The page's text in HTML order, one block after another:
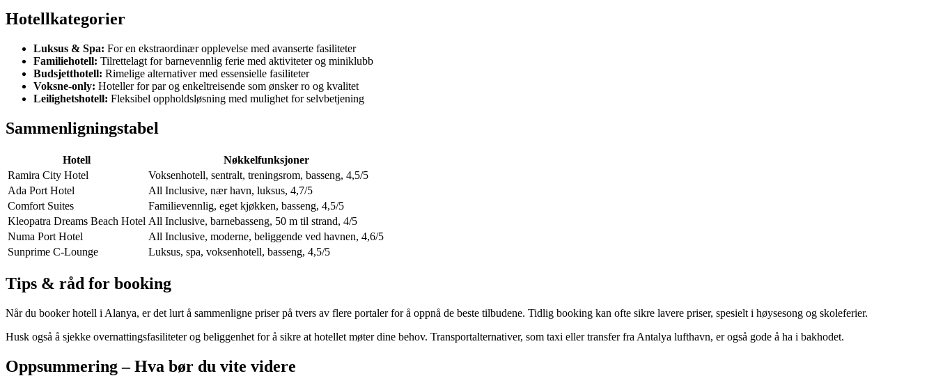
Hotellkategorier
Luksus & Spa: For en ekstraordinær opplevelse med avanserte fasiliteter
Familiehotell: Tilrettelagt for barnevennlig ferie med aktiviteter og miniklubb
Budsjetthotell: Rimelige alternativer med essensielle fasiliteter
Voksne-only: Hoteller for par og enkeltreisende som ønsker ro og kvalitet
Leilighetshotell: Fleksibel oppholdsløsning med mulighet for selvbetjening
Sammenligningstabel
Hotell
Nøkkelfunksjoner
Ramira City Hotel
Voksenhotell, sentralt, treningsrom, basseng, 4,5/5
Ada Port Hotel
All Inclusive, nær havn, luksus, 4,7/5
Comfort Suites
Familievennlig, eget kjøkken, basseng, 4,5/5
Kleopatra Dreams Beach Hotel All Inclusive, barnebasseng, 50 m til strand, 4/5
Numa Port Hotel
All Inclusive, moderne, beliggende ved havnen, 4,6/5
Sunprime C-Lounge
Luksus, spa, voksenhotell, basseng, 4,5/5
Tips & råd for booking
Når du booker hotell i Alanya, er det lurt å sammenligne priser på tvers av flere portaler for å oppnå de beste tilbudene. Tidlig booking kan ofte sikre lavere priser, spesielt i høysesong og skoleferier.
Husk også å sjekke overnattingsfasiliteter og beliggenhet for å sikre at hotellet møter dine behov. Transportalternativer, som taxi eller transfer fra Antalya lufthavn, er også gode å ha i bakhodet.
Oppsummering – Hva bør du vite videre